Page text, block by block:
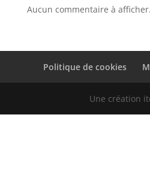
Aucun commentaire à afficher.
Politique de cookies
Une création